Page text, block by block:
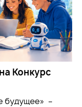
Конкурс
будущее» –